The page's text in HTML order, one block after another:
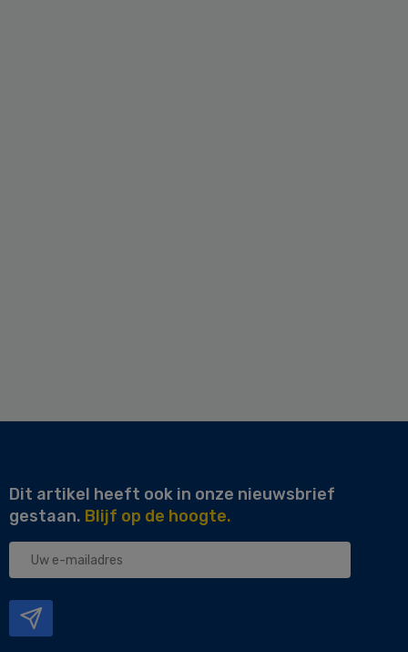
Dit artikel heeft ook in onze nieuwsbrief
gestaan. Blijf op de hoogte.
Uw